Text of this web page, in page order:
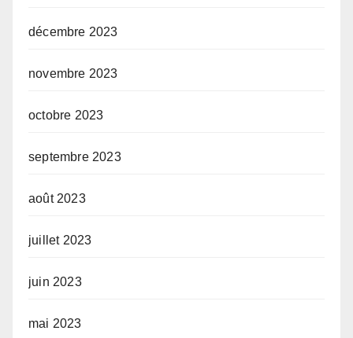
décembre 2023
novembre 2023
octobre 2023
septembre 2023
août 2023
juillet 2023
juin 2023
mai 2023